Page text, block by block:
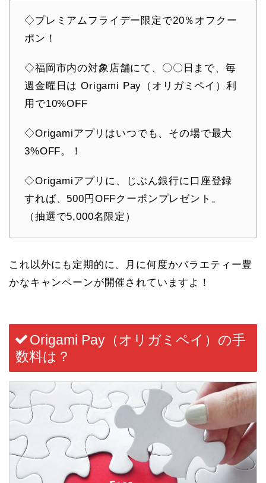
◇プレミアムフライデー限定で20％オフクー
ポン！
◇福岡市内の対象店舗にて、〇〇日まで、毎
週金曜日は Origami Pay （オリガミペイ）利
用で10%OFF
◇Origamiアプリはいつでも、その場で最大
3%OFF。！
◇Origamiアプリに、じぶん銀行に口座登録
すれば、500円OFFクーポンプレゼント。
（抽選で5,000名限定）
これ以外にも定期的に、月に何度かバラエティー豊
かなキャンペーンが開催されていますよ！
Origami Pay （オリガミペイ） の手
数料は？